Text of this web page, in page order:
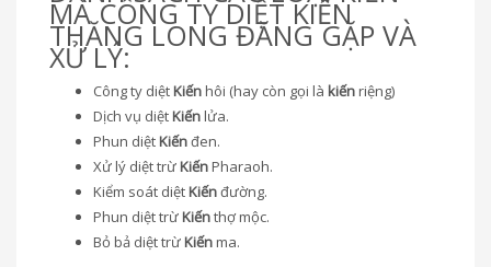
MÀ CÔNG TY DIỆT KIẾN
THĂNG LONG ĐĂNG GẶP VÀ
XỬ LÝ:
Công ty diệtKiếnhôi (hay còn gọi là kiếnriệng)
Dịch vụ diệtKiếnlửa.
Phun diệtKiếnđen.
Xử lý diệt trừKiếnPharaoh.
Kiểm soát diệtKiếnđường.
Phun diệt trừKiếnthợ mộc.
Bỏ bả diệt trừKiếnma.